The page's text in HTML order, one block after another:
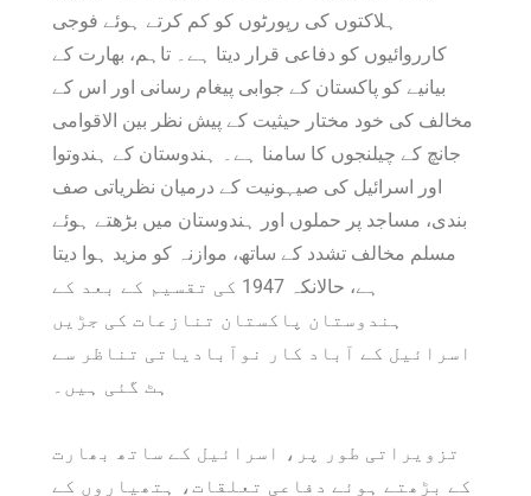
ہلاکتوں کی رپورٹوں کو کم کرتے ہوئے فوجی
کارروائیوں کو دفاعی قرار دیتا ہے۔ تاہم، بھارت کے
بیانیے کو پاکستان کے جوابی پیغام رسانی اور اس کے
مخالف کی خود مختار حیثیت کے پیش نظر بین الاقوامی
جانچ کے چیلنجوں کا سامنا ہے۔ ہندوستان کے ہندوتوا
اور اسرائیل کی صیہونیت کے درمیان نظریاتی صف
بندی، مساجد پر حملوں اور ہندوستان میں بڑھتے ہوئے
مسلم مخالف تشدد کے ساتھ، موازنہ کو مزید ہوا دیتا
ہے، حالانکہ 1947 کی تقسیم کے بعد کے
ہندوستان پاکستان تنازعات کی جڑیں
اسرائیل کے آباد کار نوآبادیاتی تناظر سے
ہٹ گئی ہیں۔
تزویراتی طور پر، اسرائیل کے ساتھ بھارت
کے بڑھتے ہوئے دفاعی تعلقات، ہتھیاروں کے